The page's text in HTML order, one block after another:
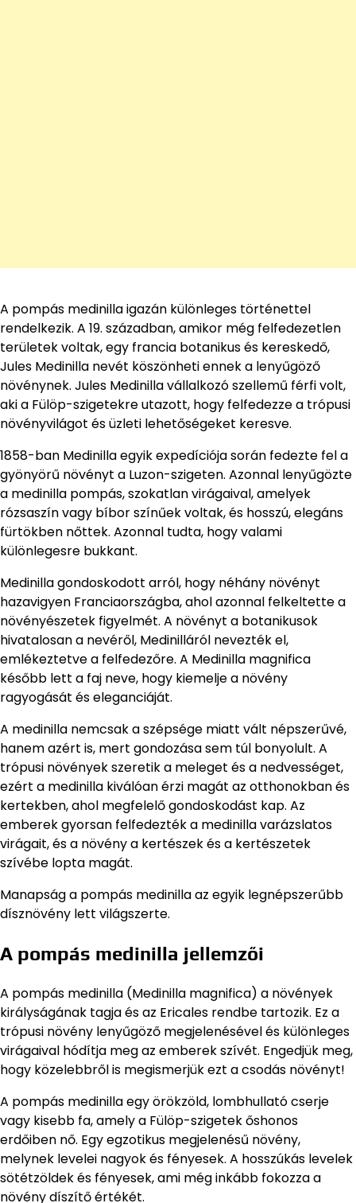
A pompás medinilla igazán különleges történettel
rendelkezik. A 19. században, amikor még felfedezetlen
területek voltak, egy francia botanikus és kereskedő,
Jules Medinilla nevét köszönheti ennek a lenyűgöző
növénynek. Jules Medinilla vállalkozó szellemű férfi volt,
aki a Fülöp-szigetekre utazott, hogy felfedezze a trópusi
növényvilágot és üzleti lehetőségeket keresve.
1858-ban Medinilla egyik expedíciója során fedezte fel a
gyönyörű növényt a Luzon-szigeten. Azonnal lenyűgözte
a medinilla pompás, szokatlan virágaival, amelyek
rózsaszín vagy bíbor színűek voltak, és hosszú, elegáns
fürtökben nőttek. Azonnal tudta, hogy valami
különlegesre bukkant.
Medinilla gondoskodott arról, hogy néhány növényt
hazavigyen Franciaországba, ahol azonnal felkeltette a
növényészetek figyelmét. A növényt a botanikusok
hivatalosan a nevéről, Medinilláról nevezték el,
emlékeztetve a felfedezőre. A Medinilla magnifica
később lett a faj neve, hogy kiemelje a növény
ragyogását és eleganciáját.
A medinilla nemcsak a szépsége miatt vált népszerűvé,
hanem azért is, mert gondozása sem túl bonyolult. A
trópusi növények szeretik a meleget és a nedvességet,
ezért a medinilla kiválóan érzi magát az otthonokban és
kertekben, ahol megfelelő gondoskodást kap. Az
emberek gyorsan felfedezték a medinilla varázslatos
virágait, és a növény a kertészek és a kertészetek
szívébe lopta magát.
Manapság a pompás medinilla az egyik legnépszerűbb
dísznövény lett világszerte.
A pompás medinilla jellemzői
A pompás medinilla (Medinilla magnifica) a növények
királyságának tagja és az Ericales rendbe tartozik. Ez a
trópusi növény lenyűgöző megjelenésével és különleges
virágaival hódítja meg az emberek szívét. Engedjük meg,
hogy közelebbről is megismerjük ezt a csodás növényt!
A pompás medinilla egy örökzöld, lombhullató cserje
vagy kisebb fa, amely a Fülöp-szigetek őshonos
erdőiben nő. Egy egzotikus megjelenésű növény,
melynek levelei nagyok és fényesek. A hosszúkás levelek
sötétzöldek és fényesek, ami még inkább fokozza a
növény díszítő értékét.